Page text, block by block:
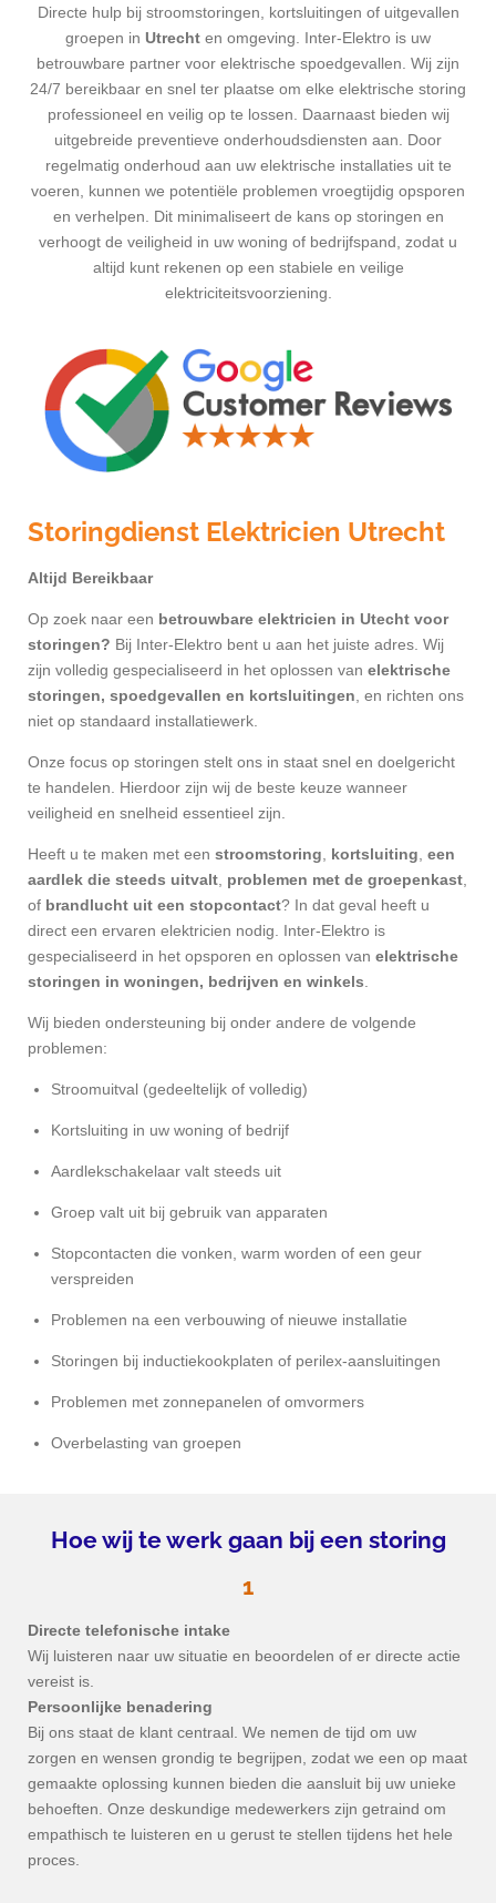
Directe hulp bij stroomstoringen, kortsluitingen of uitgevallen
groepen in Utrecht en omgeving.
Inter-Elektro is uw
betrouwbare partner voor elektrische spoedgevallen. Wij zijn
24/7 bereikbaar en snel ter plaatse om elke elektrische storing
professioneel en veilig op te lossen.
Daarnaast bieden wij
uitgebreide preventieve onderhoudsdiensten aan. Door
regelmatig onderhoud aan uw elektrische installaties uit te
voeren, kunnen we potentiële problemen vroegtijdig opsporen
en verhelpen. Dit minimaliseert de kans op storingen en
verhoogt de veiligheid in uw woning of bedrijfspand, zodat u
altijd kunt rekenen op een stabiele en veilige
elektriciteitsvoorziening.
Storingdienst Elektricien Utrecht
Altijd Bereikbaar
Op zoek naar een betrouwbare elektricien in Utecht voor
storingen? Bij Inter-Elektro bent u aan het juiste adres. Wij
zijn volledig gespecialiseerd in het oplossen van elektrische
storingen, spoedgevallen en kortsluitingen , en richten ons
niet op standaard installatiewerk.
Onze focus op storingen stelt ons in staat snel en doelgericht
te handelen. Hierdoor zijn wij de beste keuze wanneer
veiligheid en snelheid essentieel zijn.
Heeft u te maken met een stroomstoring kortsluiting een
aardlek die steeds uitvalt problemen met de groepenkast
of brandlucht uit een stopcontact? In dat geval heeft u
direct een ervaren elektricien nodig. Inter-Elektro is
gespecialiseerd in het opsporen en oplossen van elektrische
storingen in woningen, bedrijven en winkels
Wij bieden ondersteuning bij onder andere de volgende
problemen:
Stroomuitval (gedeeltelijk of volledig)
Kortsluiting in uw woning of bedrijf
Aardlekschakelaar valt steeds uit
Groep valt uit bij gebruik van apparaten
Stopcontacten die vonken, warm worden of een geur
verspreiden
Problemen na een verbouwing of nieuwe installatie
Storingen bij inductiekookplaten of perilex-aansluitingen
Problemen met zonnepanelen of omvormers
Overbelasting van groepen
Hoe wij te werk gaan bij een storing
1
Directe telefonische intake
Wij luisteren naar uw situatie en beoordelen of er directe actie
vereist is.
Persoonlijke benadering
Bij ons staat de klant centraal. We nemen de tijd om uw
zorgen en wensen grondig te begrijpen, zodat we een op maat
gemaakte oplossing kunnen bieden die aansluit bij uw unieke
behoeften. Onze deskundige medewerkers zijn getraind om
empathisch te luisteren en u gerust te stellen tijdens het hele
proces.